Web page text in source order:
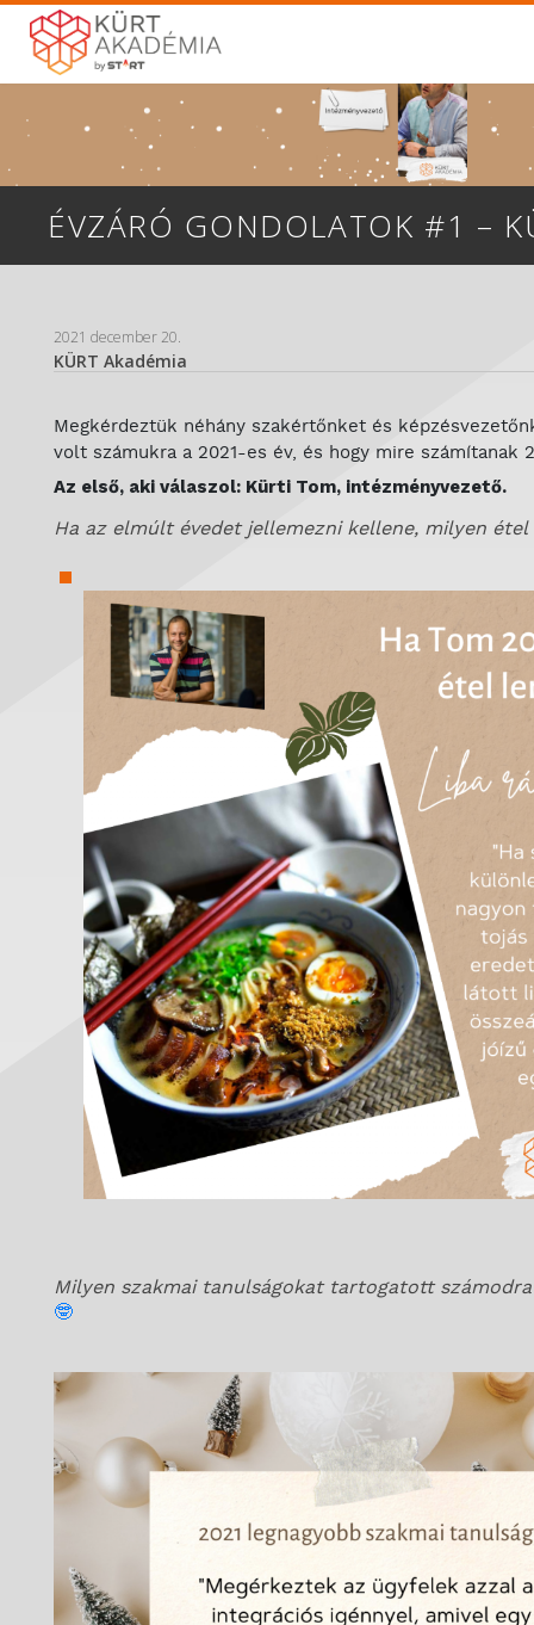
ÉVZÁRÓ GONDOLATOK #1 –
2021 december 20.
KÜRT Akadémia
Megkérdeztük néhány szakértőnket és
volt számukra a 2021-es év, és hogy mire számítanak
Az első, aki válaszol: Kürti Tom, intézményvezető.
Ha az elmúlt évedet jellemezni kellene, milyen étel
Milyen szakmai tanulságokat tartogatott számodra
🤓